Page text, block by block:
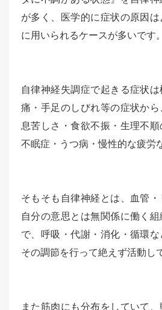
が多く、医学的に症状の原因
に用いられるケースが多いです。
自律神経失調症で起きる症状
痛・手足のしびれ等の症状から
息苦しさ・食欲不振・生理不順
不眠症・うつ病・慢性的な疲労
そもそも自律神経とは、血管
自分の意思とは無関係に働く
で、呼吸・代謝・消化・循環
その調節を行って絶えず活動し
また筋肉にも分布をしていて